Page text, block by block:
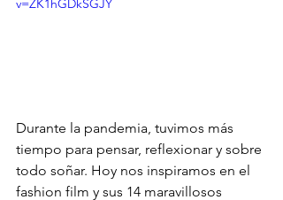
v=ZK1hGDkSGJY
Durante la pandemia, tuvimos más
tiempo para pensar, reflexionar y sobre
todo soñar. Hoy nos inspiramos en el
fashion film y sus 14 maravillosos